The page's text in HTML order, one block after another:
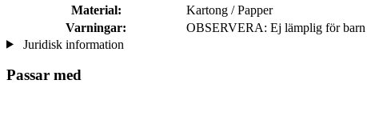
Material:
Kartong / Papper
Varningar:
OBSERVERA: Ej lämplig för barn
Juridisk information
Passar med